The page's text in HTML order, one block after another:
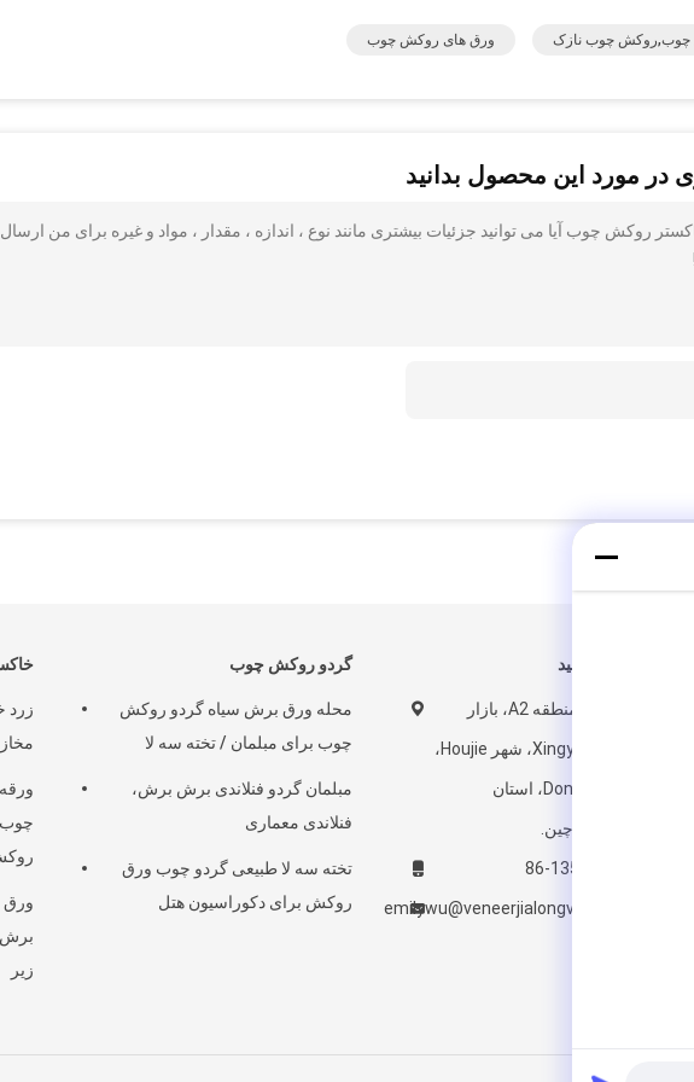
چوب,روکش چوب نازک ورق های روکش چوب
در مورد این محصول بدانید
روکش چوب آیا می توانید جزئیات بیشتری مانند نوع ، اندازه ، مقدار ، مواد و غیره برای من ارسال
زرد
چوب
ورق
برش
زیر
گردو روکش چوب
محله ورق برش سیاه گردو روکش
چوب برای مبلمان / تخته سه لا
مبلمان گردو فنلاندی برش برش،
فنلاندی معماری
تخته سه لا طبیعی گردو چوب ورق
روکش برای دکوراسیون هتل
ما را دنبال کنید
No.21-23، منطقه A2، بازار
مواد چوب Xingye، شهر Houjie،
شهر Dongguan، استان
گوانگدونگ، چین.
86-13592773518
emilywu@veneerjialongveneer.com